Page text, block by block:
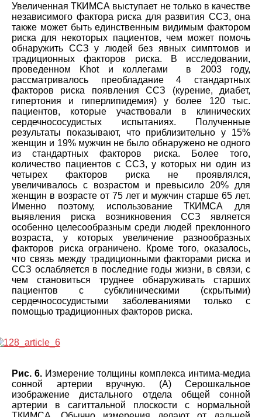
Увеличенная ТКИМСА выступает не только в качестве
независимого фактора риска для развития ССЗ, она
также может быть единственным видимым фактором
риска для некоторых пациентов, чем может помочь
обнаружить ССЗ у людей без явных симптомов и
традиционных факторов риска. В исследовании,
проведенном Khot и коллегами в 2003 году,
рассматривалось преобладание 4 стандартных
факторов риска появления ССЗ (курение, диабет,
гипертония и гиперлипидемия) у более 120 тыс.
пациентов, которые участвовали в клинических
сердечнососудистых испытаниях. Полученные
результаты показывают, что приблизительно у 15%
женщин и 19% мужчин не было обнаружено не одного
из стандартных факторов риска. Более того,
количество пациентов с ССЗ, у которых ни один из
четырех факторов риска не проявлялся,
увеличивалось с возрастом и превысило 20% для
женщин в возрасте от 75 лет и мужчин старше 65 лет.
Именно поэтому, использование ТКИМСА для
выявления риска возникновения ССЗ является
особенно целесообразным среди людей преклонного
возраста, у которых увеличение разнообразных
факторов риска ограничено. Кроме того, оказалось,
что связь между традиционными факторами риска и
ССЗ ослабляется в последние годы жизни, в связи, с
чем становиться труднее обнаруживать старших
пациентов с субклиническими (скрытыми)
сердечнососудистыми заболеваниями только с
помощью традиционных факторов риска.
Рис. 6. Измерение толщины комплекса интима-медиа
сонной артерии вручную. (А) Серошкальное
изображение дистального отдела общей сонной
артерии в сагиттальной плоскости с нормальной